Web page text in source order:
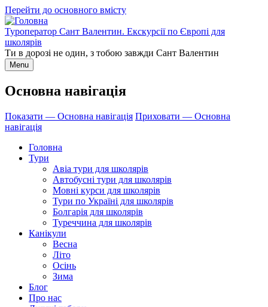
Перейти до основного вмісту
Туроператор Сант Валентин. Екскурсії по Європі для
школярів
Ти в дорозі не один, з тобою завжди Сант Валентин
Menu
Основна навігація
Показати — Основна навігація Приховати — Основна
навігація
Головна
Тури
Авіа тури для школярів
Автобусні тури для школярів
Мовні курси для школярів
Тури по Україні для школярів
Болгарія для школярів
Туреччина для школярів
Канікули
Весна
Літо
Осінь
Зима
Блог
Про нас